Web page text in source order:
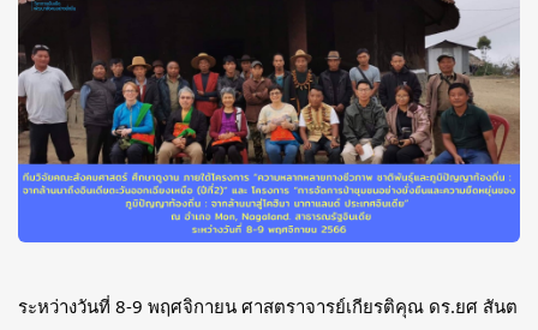
ระหว่างวันที่ 8-9 พฤศจิกายน ศาสตราจารย์เกียรติคุณ ดร.ยศ สันต